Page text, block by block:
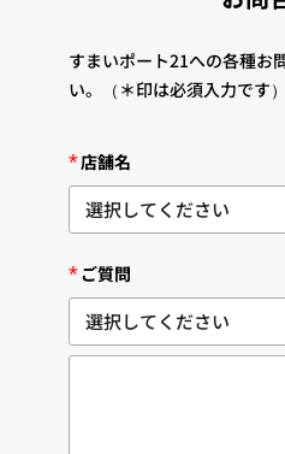
すまいポート21への各種お
い。
（＊印は必須入力です）
*店舗名
*ご質問